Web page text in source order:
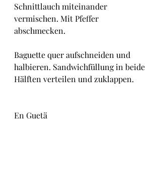
Schnittlauch miteinander
vermischen. Mit Pfeffer
abschmecken.
Baguette quer aufschneiden und
halbieren. Sandwichfüllung in beide
Hälften verteilen und zuklappen.
En Guetä